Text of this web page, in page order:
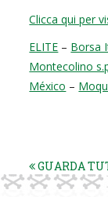
Clicca qui per
ELITE – Borsa
Montecolino
México –
GUARDA